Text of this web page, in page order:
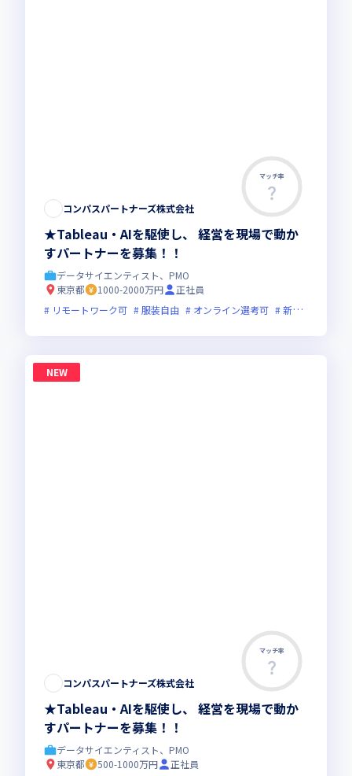
マッチ率
コンパスパートナーズ株式会社
★Tableau・AIを駆使し、 経営を現場で動か
すパートナーを募集！！
データサイエンティスト、PMO
東京都
1000-2000万円
正社員
リモートワーク可
服装自由 オンライン選考可 新規立ち上げ
NEW
マッチ率
コンパスパートナーズ株式会社
★Tableau・AIを駆使し、 経営を現場で動か
すパートナーを募集！！
データサイエンティスト、PMO
東京都
500-1000万円 正社員